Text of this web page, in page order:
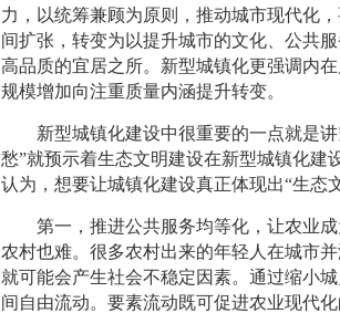
力，以统筹兼顾为原则，推动城市现代化
间扩张，转变为以提升城市的文化、公共
高品质的宜居之所。新型城镇化更强调内
规模增加向注重质量内涵提升转变。
新型城镇化建设中很重要的一点就是讲
愁”就预示着生态文明建设在新型城镇化建
认为，想要让城镇化建设真正体现出“生态
第一，推进公共服务均等化，让农业成
农村也难。很多农村出来的年轻人在城市
就可能会产生社会不稳定因素。通过缩小
间自由流动。要素流动既可促进农业现代